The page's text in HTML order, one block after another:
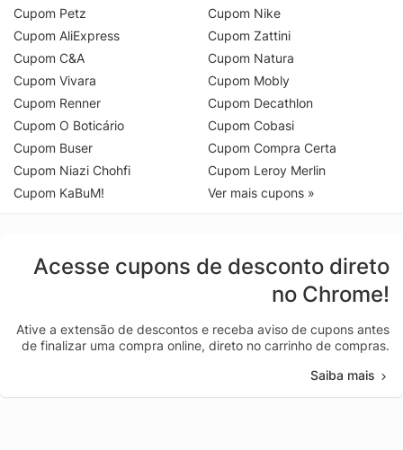
Cupom Petz
Cupom AliExpress
Cupom C&A
Cupom Vivara
Cupom Renner
Cupom O Boticário
Cupom Buser
Cupom Niazi Chohfi
Cupom KaBuM!
Cupom Nike
Cupom Zattini
Cupom Natura
Cupom Mobly
Cupom Decathlon
Cupom Cobasi
Cupom Compra Certa
Cupom Leroy Merlin
Ver mais cupons »
Acesse cupons de desconto direto
no Chrome!
Ative a extensão de descontos e receba aviso de cupons antes
de finalizar uma compra online, direto no carrinho de compras.
Saiba mais